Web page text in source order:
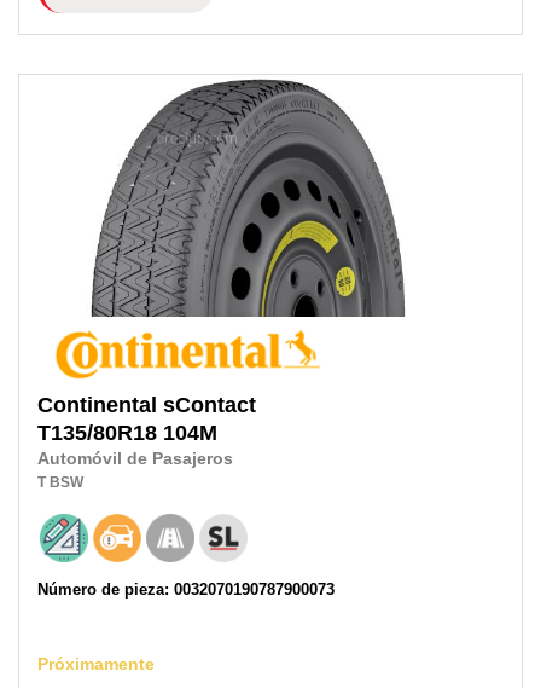
Continental sContact
T135/80R18 104M
Automóvil de Pasajeros
T BSW
Número de pieza: 0032070190787900073
Próximamente